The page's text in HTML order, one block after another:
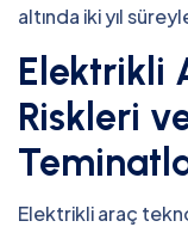
altında iki yıl
Elektrikli
Riskleri
Elektrikli araç